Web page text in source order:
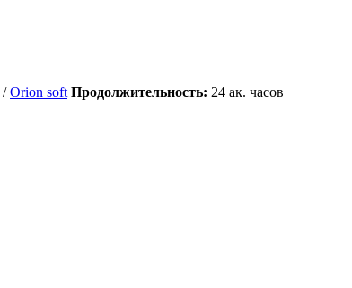
/Orion soft Продолжительность: 24 ак. часов